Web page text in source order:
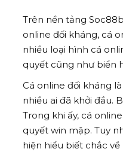
Trên nền tảng
online đối kháng, cá
nhiều loại hình cá
quyết cũng như biển
Cá online đối kháng
nhiều ai đã khởi đầu.
Trong khi ấy, cá
quyết win mập. Tuy
hiện hiểu biết chắc